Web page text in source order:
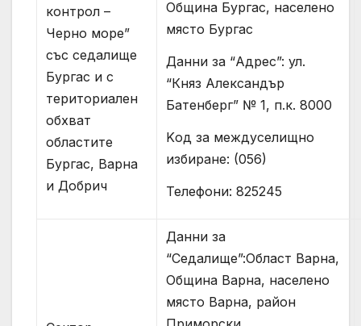
контрол –
Черно море”
със седалище
Бургас и с
териториален
обхват
областите
Бургас, Варна
и Добрич
Община Бургас, населено
място Бургас
Данни за “Адрес”: ул.
“Княз Александър
Батенберг” № 1, п.к. 8000
Kод за междуселищно
избиране: (056)
Телефони: 825245
Данни за
“Седалище”:Област Варна,
Община Варна, населено
място Варна, район